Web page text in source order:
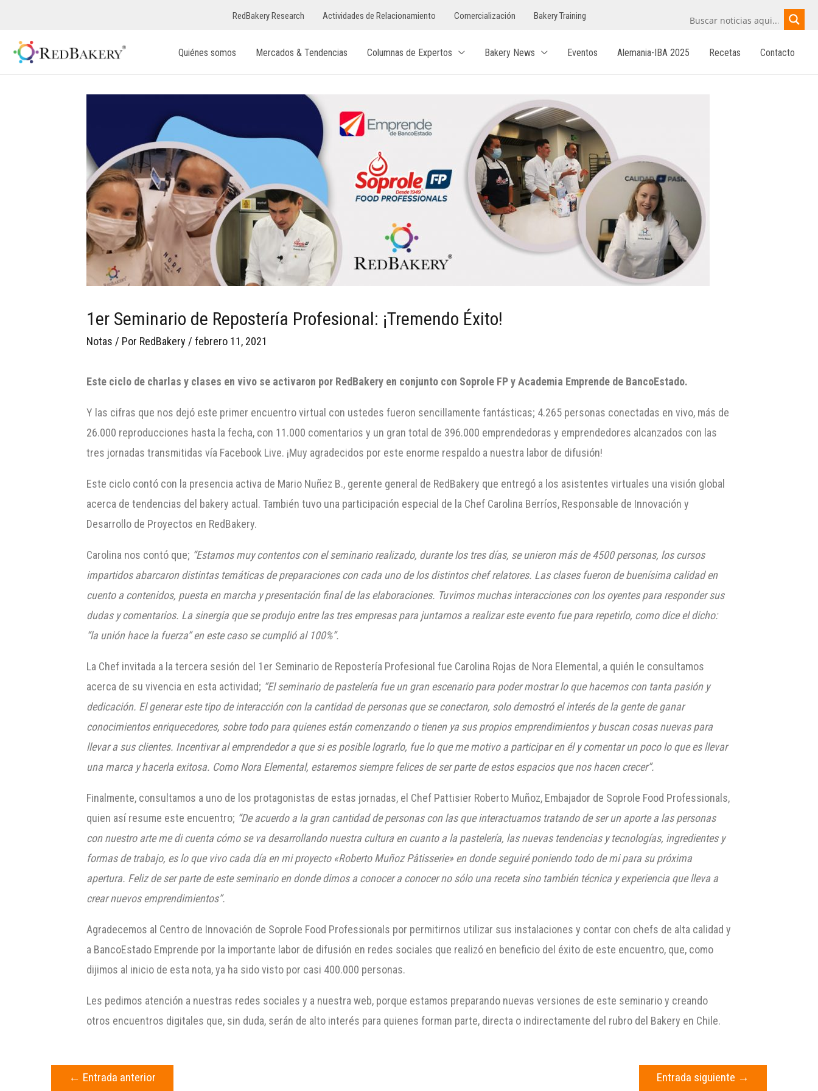
RedBakery Research Actividades de Relacionamiento Comercialización Bakery Training
Quiénes somos Mercados & Tendencias Columnas de Expertos Bakery News Eventos Alemania-IBA 2025 Recetas Contacto
1er Seminario de Repostería Profesional: ¡Tremendo Éxito!
Notas / Por RedBakery /febrero 11, 2021
Este ciclo de charlas y clases en vivo se activaron por RedBakery en conjunto con Soprole FP y Academia Emprende de BancoEstado.
Y las cifras que nos dejó este primer encuentro virtual con ustedes fueron sencillamente fantásticas; 4.265 personas conectadas en vivo, más de
26.000 reproducciones hasta la fecha, con 11.000 comentarios y un gran total de 396.000 emprendedoras y emprendedores alcanzados con las
tres jornadas transmitidas vía Facebook Live. ¡Muy agradecidos por este enorme respaldo a nuestra labor de difusión!
Este ciclo contó con la presencia activa de Mario Nuñez B., gerente general de RedBakery que entregó a los asistentes virtuales una visión global
acerca de tendencias del bakery actual. También tuvo una participación especial de la Chef Carolina Berríos, Responsable de Innovación y
Desarrollo de Proyectos en RedBakery.
Carolina nos contó que; “Estamos muy contentos con el seminario realizado, durante los tresdías, se unieron más de 4500 personas, los cursos
impartidos abarcaron distintas temáticas de preparaciones con cada uno de los distintos chef relatores. Lasclases fueron de buenísima calidad en
cuento a contenidos, puesta en marcha y presentación final de las elaboraciones. Tuvimos muchas interacciones con los oyentes para responder sus
dudas y comentarios. La sinergia que se produjo entre las tresempresas para juntarnos a realizar este evento fue para repetirlo, como dice el dicho:
“la unión hace la fuerza” en este caso se cumplió al 100%”.
La Chef invitada a la tercera sesión del 1er Seminario de Repostería Profesional fue Carolina Rojas de Nora Elemental, a quién le consultamos
acerca de su vivencia en esta actividad; “El seminario de pastelería fue un gran escenario para poder mostrar lo que hacemos con tanta pasión y
dedicación. El generar este tipo de interacción con la cantidad de personas que se conectaron, solo demostró el interés de la gente de ganar
conocimientos enriquecedores, sobre todo para quienes están comenzando o tienen ya sus propios emprendimientos y buscan cosas nuevas para
llevar a sus clientes. Incentivar al emprendedor a que si es posible lograrlo, fue lo que me motivo a participar en él y comentar un poco lo que es llevar
una marca y hacerla exitosa. Como Nora Elemental, estaremos siempre felices de ser parte de estos espacios que nos hacen crecer”.
Finalmente, consultamos a uno de los protagonistas de estas jornadas, el Chef Pattisier Roberto Muñoz, Embajador de Soprole Food Professionals,
quien así resume este encuentro; “De acuerdo a la gran cantidad de personas con las que interactuamos tratando de ser un aporte a las personas
con nuestro arte me di cuenta cómo se va desarrollando nuestra cultura en cuanto a la pastelería, las nuevas tendencias y tecnologías, ingredientes y
formas de trabajo, es lo que vivo cada día en mi proyecto «Roberto Muñoz Pâtisserie» en donde seguiré poniendo todo de mi para su próxima
apertura. Feliz de ser parte de este seminario en donde dimos a conocer a conocer no sólo una receta sino también técnica y experiencia que lleva a
crear nuevos emprendimientos”.
Agradecemos al Centro de Innovación de Soprole Food Professionals por permitirnos utilizar sus instalaciones y contar con chefs de alta calidad y
a BancoEstado Emprende por la importante labor de difusión en redes sociales que realizó en beneficio del éxito de este encuentro, que, como
dijimos al inicio de esta nota, ya ha sido visto por casi 400.000 personas.
Les pedimos atención a nuestras redes sociales y a nuestra web, porque estamos preparando nuevas versiones de este seminario y creando
otros encuentros digitales que, sin duda, serán de alto interés para quienes forman parte, directa o indirectamente del rubro del Bakery en Chile.
← Entrada anterior Entrada siguiente →